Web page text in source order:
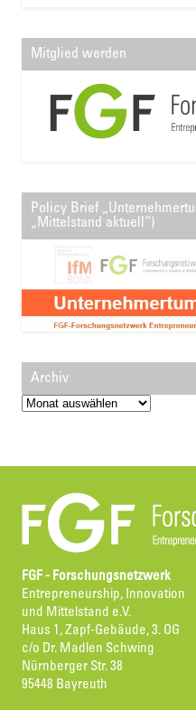
Mitglied werden
Policy Brief
„Mittelstand aktuell“)
Archiv
Archiv
FGF - Forschungsnetzwerk
Entrepreneurship, Innovation
und Mittelstand e.V.
Haus 1, Zapf-Gebäude, 3. OG
c/o Dr. Madlen Schwing
Nürnberger Str. 38
95448 Bayreuth